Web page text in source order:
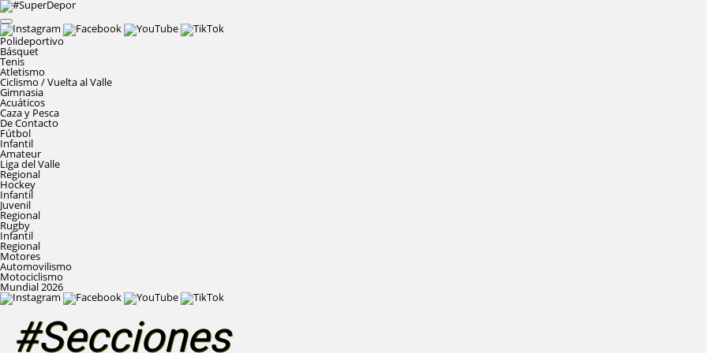
Polideportivo
Básquet
Tenis
Atletismo
Ciclismo / Vuelta al Valle
Gimnasia
Acuáticos
Caza y Pesca
De Contacto
Fútbol
Infantil
Amateur
Liga del Valle
Regional
Hockey
Infantil
Juvenil
Regional
Rugby
Infantil
Regional
Motores
Automovilismo
Motociclismo
Mundial 2026
#Secciones